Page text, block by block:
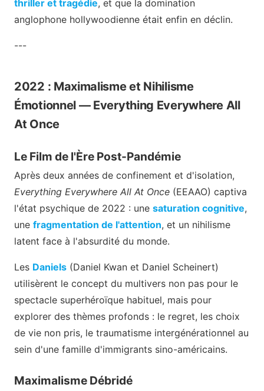
thriller et tragédie, et que la domination
anglophone hollywoodienne était enfin en déclin.
---
2022 : Maximalisme et Nihilisme
Émotionnel — Everything Everywhere All
At Once
Le Film de l'Ère Post-Pandémie
Après deux années de confinement et d'isolation,
Everything Everywhere All At Once (EEAAO) captiva
l'état psychique de 2022 : une saturation cognitive,
une fragmentation de l'attention, et un nihilisme
latent face à l'absurdité du monde.
Les Daniels (Daniel Kwan et Daniel Scheinert)
utilisèrent le concept du multivers non pas pour le
spectacle superhéroïque habituel, mais pour
explorer des thèmes profonds : le regret, les choix
de vie non pris, le traumatisme intergénérationnel au
sein d'une famille d'immigrants sino-américains.
Maximalisme Débridé